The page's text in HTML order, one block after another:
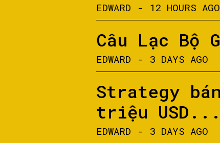
EDWARD - 12 HOURS AGO
Câu Lạc
EDWARD - 3 DAYS AGO
Strategy
triệu USD...
EDWARD - 3 DAYS AGO